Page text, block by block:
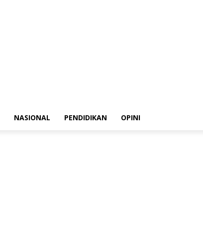
NASIONAL PENDIDIKAN OPINI